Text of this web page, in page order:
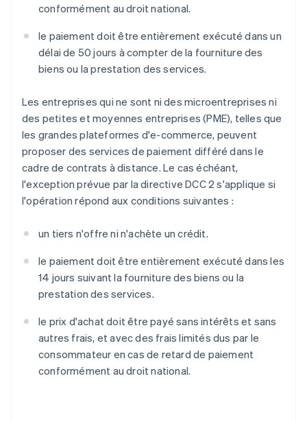
conformément au droit national.
le paiement doit être entièrement exécuté dans un
délai de 50 jours à compter de la fourniture des
biens ou la prestation des services.
Les entreprises qui ne sont ni des microentreprises ni
des petites et moyennes entreprises (PME), telles que
les grandes plateformes d'e-commerce, peuvent
proposer des services de paiement différé dans le
cadre de contrats à distance. Le cas échéant,
l'exception prévue par la directive DCC 2 s'applique si
l'opération répond aux conditions suivantes :
un tiers n'offre ni n'achète un crédit.
le paiement doit être entièrement exécuté dans les
14 jours suivant la fourniture des biens ou la
prestation des services.
le prix d'achat doit être payé sans intérêts et sans
autres frais, et avec des frais limités dus par le
consommateur en cas de retard de paiement
conformément au droit national.